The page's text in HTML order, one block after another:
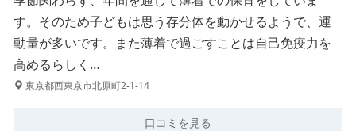
す。そのため子どもは思う存分体を動かせるようで、運
動量が多いです。また薄着で過ごすことは自己免疫力を
高めるらしく…
東京都西東京市北原町2-1-14
口コミを見る